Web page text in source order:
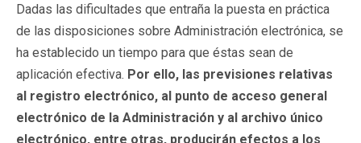
Dadas las dificultades que entraña la puesta en práctica
de las disposiciones sobre Administración electrónica, se
ha establecido un tiempo para que éstas sean de
aplicación efectiva. Por ello, las previsiones relativas
al registro electrónico, al punto de acceso general
electrónico de la Administración y al archivo único
electrónico, entre otras, producirán efectos a los